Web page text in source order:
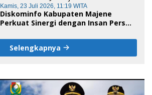
Kamis, 23 Juli 2026, 11:19 WITA
Diskominfo Kabupaten Majene
Perkuat Sinergi dengan Insan Pers
Selengkapnya